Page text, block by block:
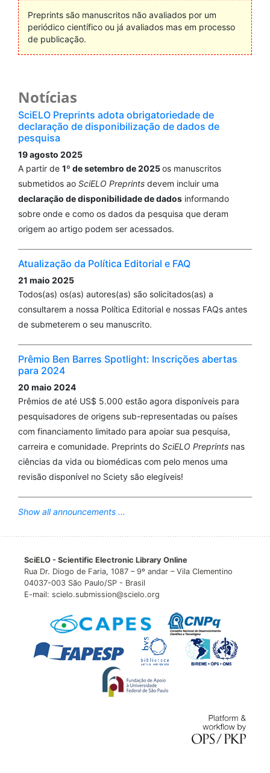
Preprints são manuscritos não avaliados por um
periódico científico ou já avaliados mas em processo
de publicação.
Notícias
SciELO Preprints adota obrigatoriedade de
declaração de disponibilização de dados de
pesquisa
19 agosto 2025
A partir de 1º de setembro de 2025os manuscritos
submetidos ao SciELO Preprints devem incluir uma
declaração de disponibilidade de dados informando
sobre onde e como os dados da pesquisa que deram
origem ao artigo podem ser acessados.
Atualização da Política Editorial e FAQ
21 maio 2025
Todos(as) os(as) autores(as) são solicitados(as) a
consultarem a nossa Política Editorial e nossas FAQs antes
de submeterem o seu manuscrito.
Prêmio Ben Barres Spotlight: Inscrições abertas
para 2024
20 maio 2024
Prêmios de até US$ 5.000 estão agora disponíveis para
pesquisadores de origens sub-representadas ou países
com financiamento limitado para apoiar sua pesquisa,
carreira e comunidade. Preprints do SciELO Preprints nas
ciências da vida ou biomédicas com pelo menos uma
revisão disponível no Sciety são elegíveis!
Show all announcements ...
SciELO - Scientific Electronic Library Online
Rua Dr. Diogo de Faria, 1087 – 9º andar – Vila Clementino
04037-003 São Paulo/SP - Brasil
E-mail: scielo.submission@scielo.org